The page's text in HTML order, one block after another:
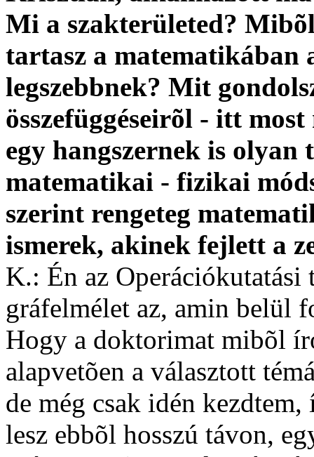
Mi a szakterületed?
tartasz a matematikában
legszebbnek? Mit
összefüggéseirõl - itt
egy hangszernek is
matematikai - fizikai
szerint rengeteg
ismerek, akinek fejlett a
K.: Én az Operációkutatási
gráfelmélet az, amin belül
Hogy a doktorimat mibõl
alapvetõen a választott
de még csak idén
lesz ebbõl hosszú távon,